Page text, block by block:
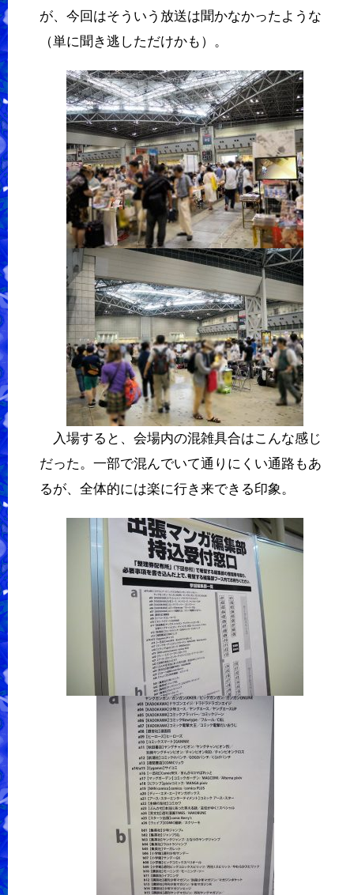
が、今回はそういう放送は聞かなかったような
（単に聞き逃しただけかも）。
入場すると、会場内の混雑具合はこんな感じ
だった。一部で混んでいて通りにくい通路もあ
るが、全体的には楽に行き来できる印象。